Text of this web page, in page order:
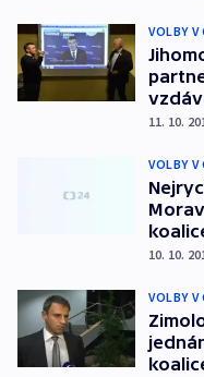
VOLBY V
11. 10.
VOLBY V
10. 10.
VOLBY V